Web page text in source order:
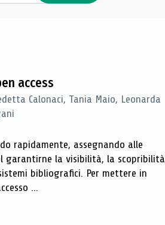
access
Calonaci, Tania Maio, Leonarda
rapidamente, assegnando alle
garantirne la visibilità, la scopribilità
bibliografici. Per mettere in
...